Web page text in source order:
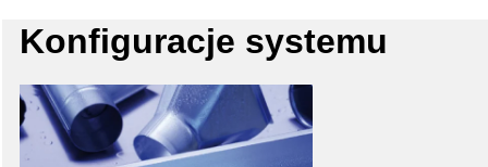
Konfiguracje systemu